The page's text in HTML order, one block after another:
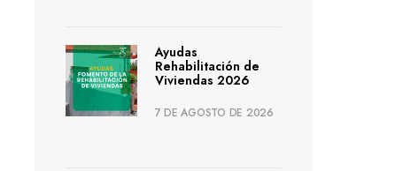
Ayudas
Rehabilitación de
Viviendas 2026
7 DE AGOSTO DE 2026